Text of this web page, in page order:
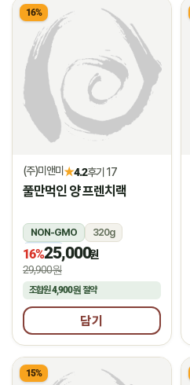
16%
(주)미앤미 ★4.2후기 17
풀만먹인 양 프렌치랙
NON-GMO
320g
냉동
16%25,000원
29,900원
조합원4,900원 절약
담기
15%